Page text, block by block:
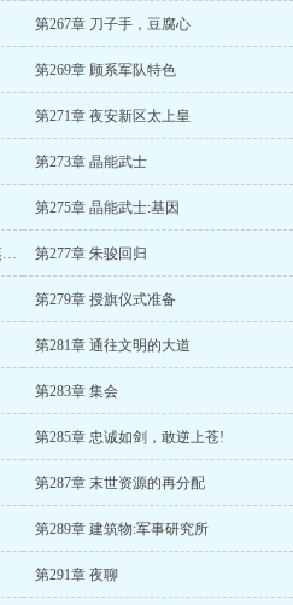
第267章 刀子手，豆腐心
第269章 顾系军队特色
第271章 夜安新区太上皇
第273章 晶能武士
第275章 晶能武士:基因
第276章 变异菜花巨蛇!(感谢爱吃清蒸鲅鱼的乌图送的礼物之王) 第277章 朱骏回归
第279章 授旗仪式准备
第281章 通往文明的大道
第283章 集会
第285章 忠诚如剑，敢逆上苍!
第287章 末世资源的再分配
第289章 建筑物:军事研究所
第291章 夜聊